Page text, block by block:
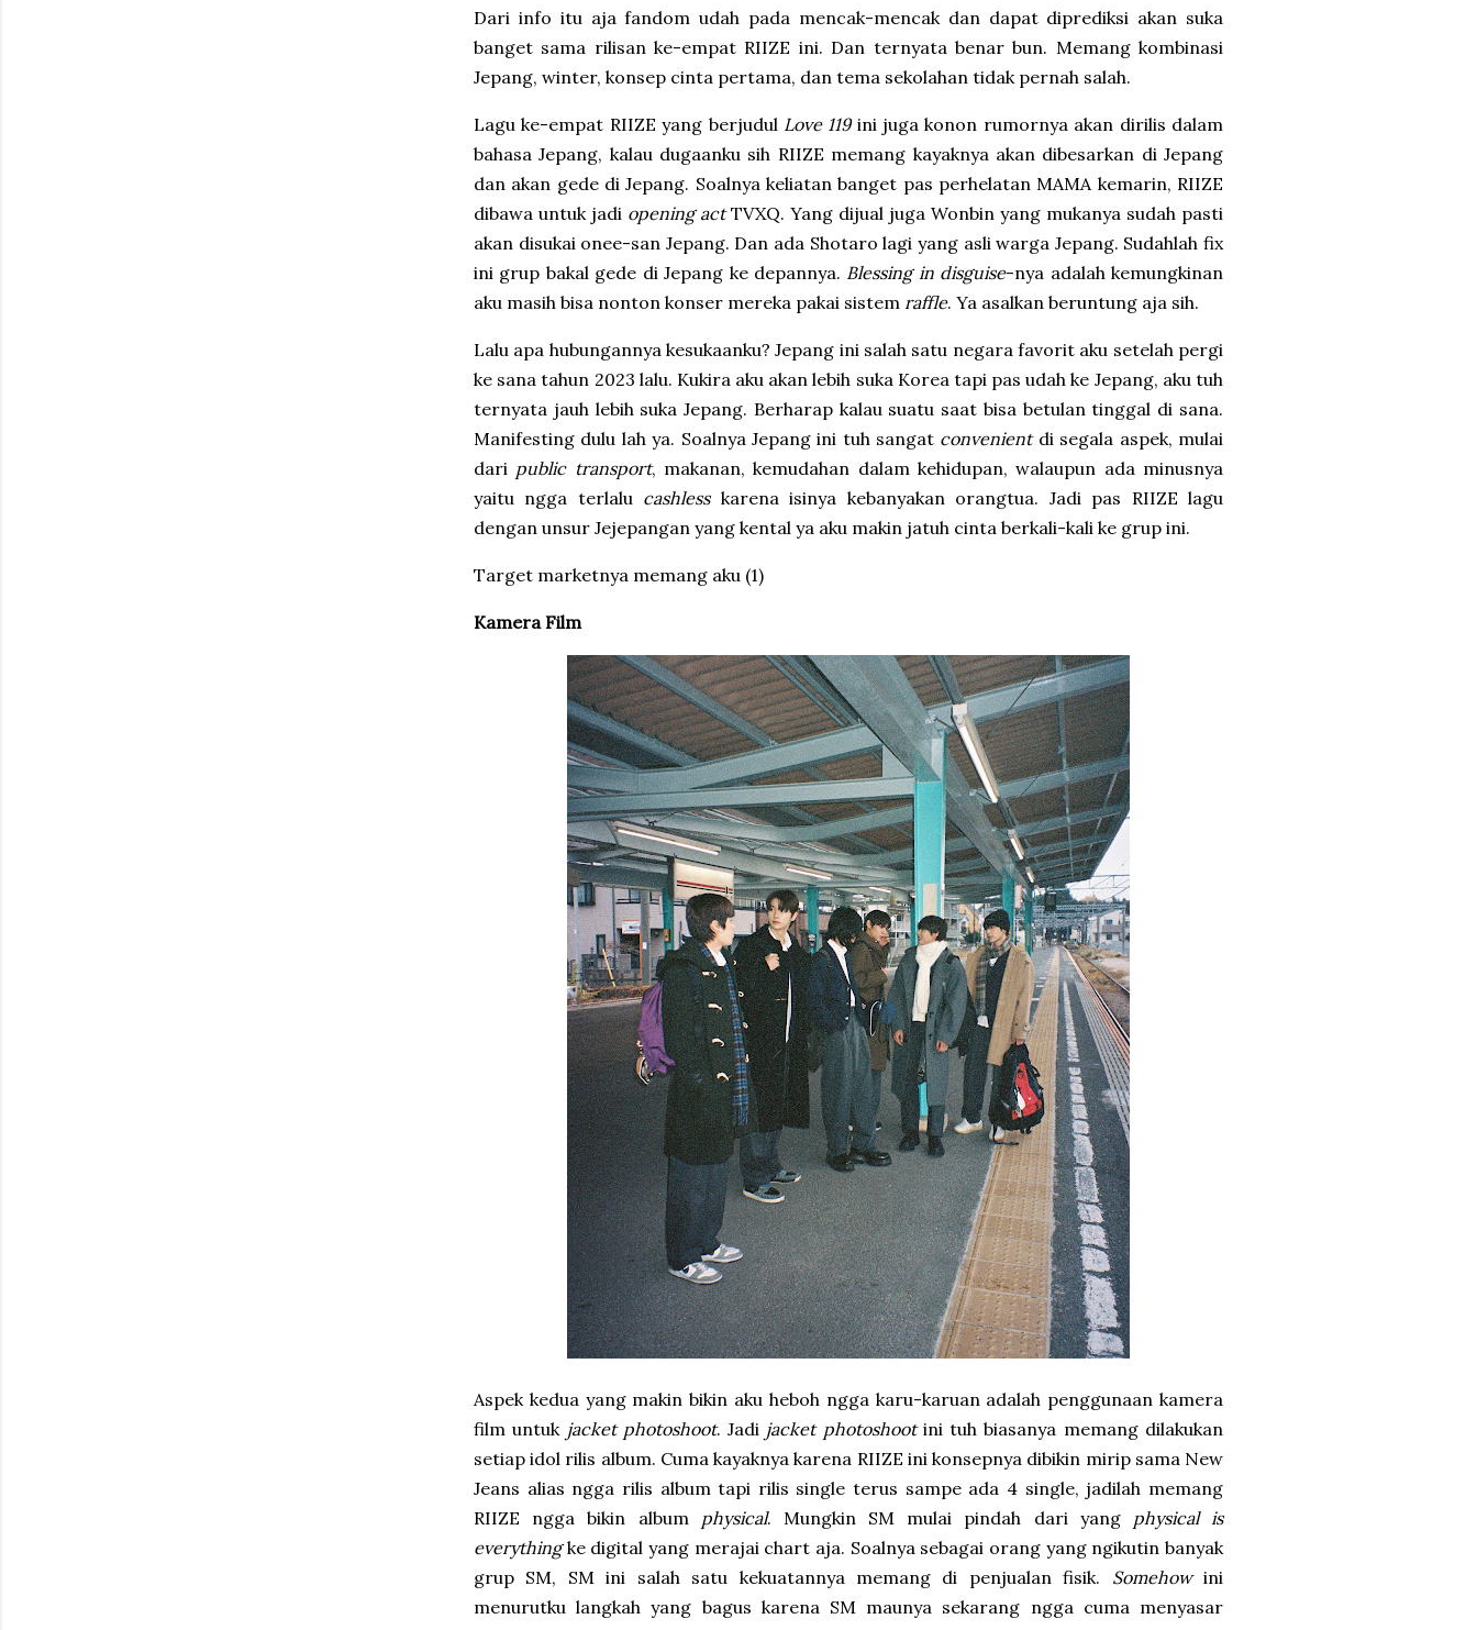
Dari info itu aja fandom udah pada mencak-mencak dan dapat diprediksi akan suka
banget sama rilisan ke-empat RIIZE ini. Dan ternyata benar bun. Memang kombinasi
Jepang, winter, konsep cinta pertama, dan tema sekolahan tidak pernah salah.
Lagu ke-empat RIIZE yang berjudul Love 119ini juga konon rumornya akan dirilis dalam
bahasa Jepang, kalau dugaanku sih RIIZE memang kayaknya akan dibesarkan di Jepang
dan akan gede di Jepang. Soalnya keliatan banget pas perhelatan MAMA kemarin, RIIZE
dibawa untuk jadi opening actTVXQ. Yang dijual juga Wonbin yang mukanya sudah pasti
akan disukai onee-san Jepang. Dan ada Shotaro lagi yang asli warga Jepang. Sudahlah fix
ini grup bakal gede di Jepang ke depannya. Blessing in disguise-nya adalah kemungkinan
aku masih bisa nonton konser mereka pakai sistem raffle. Ya asalkan beruntung aja sih.
Lalu apa hubungannya kesukaanku? Jepang ini salah satu negara favorit aku setelah pergi
ke sana tahun 2023 lalu. Kukira aku akan lebih suka Korea tapi pas udah ke Jepang, aku tuh
ternyata jauh lebih suka Jepang. Berharap kalau suatu saat bisa betulan tinggal di sana.
Manifesting dulu lah ya. Soalnya Jepang ini tuh sangat convenientdi segala aspek, mulai
dari public transport, makanan, kemudahan dalam kehidupan, walaupun ada minusnya
yaitu ngga terlalu cashlesskarena isinya kebanyakan orangtua. Jadi pas RIIZE lagu
dengan unsur Jejepangan yang kental ya aku makin jatuh cinta berkali-kali ke grup ini.
Target marketnya memang aku (1)
Kamera Film
Aspek kedua yang makin bikin aku heboh ngga karu-karuan adalah penggunaan kamera
film untuk jacket photoshoot. Jadi jacket photoshootini tuh biasanya memang dilakukan
setiap idol rilis album. Cuma kayaknya karena RIIZE ini konsepnya dibikin mirip sama New
Jeans alias ngga rilis album tapi rilis single terus sampe ada 4 single, jadilah memang
RIIZE ngga bikin album physical. Mungkin SM mulai pindah dari yang physical is
everythingke digital yang merajai chart aja. Soalnya sebagai orang yang ngikutin banyak
grup SM, SM ini salah satu kekuatannya memang di penjualan fisik. Somehowini
menurutku langkah yang bagus karena SM maunya sekarang ngga cuma menyasar